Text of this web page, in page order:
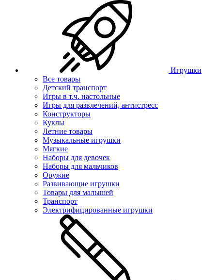
Игрушки
Все товары
Детский транспорт
Игры в т.ч. настольные
Игры для развлечений, антистресс
Конструкторы
Куклы
Летние товары
Музыкальные игрушки
Мягкие
Наборы для девочек
Наборы для мальчиков
Оружие
Развивающие игрушки
Товары для малышей
Транспорт
Электрифицированные игрушки